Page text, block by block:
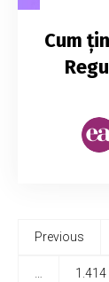
Cum
Previous
1.414